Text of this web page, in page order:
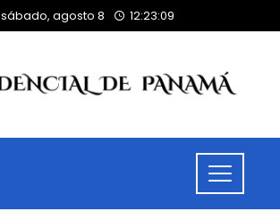
sábado, agosto 8 12:23:09